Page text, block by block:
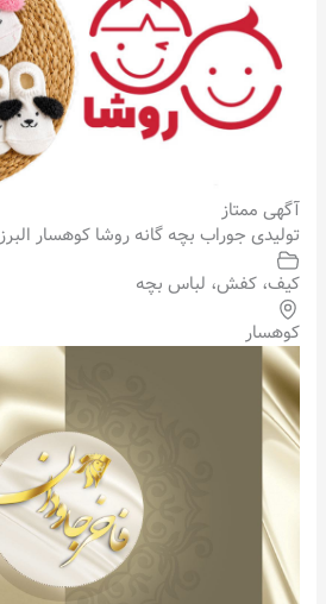
آگهی ممتاز
تولیدی جوراب بچه گانه روشا کوهسار البرز
کیف، کفش، لباس بچه
کوهسار